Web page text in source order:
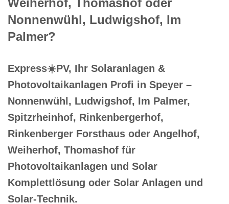
Nonnenwühl, Ludwigshof, Im
Palmer?
Express☀️PV️, Ihr Solaranlagen &
Photovoltaikanlagen Profi in Speyer –
Nonnenwühl, Ludwigshof, Im Palmer,
Spitzrheinhof, Rinkenbergerhof,
Rinkenberger Forsthaus oder Angelhof,
Weiherhof, Thomashof für
Photovoltaikanlagen und Solar
Komplettlösung oder Solar Anlagen und
Solar-Technik.